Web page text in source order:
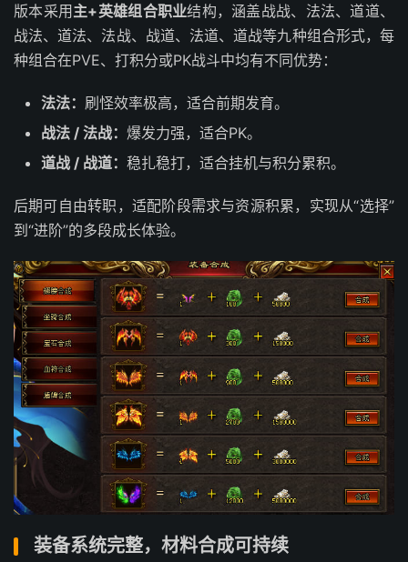
版本采用主+英雄组合职业结构，涵盖战战、法法、道道、
战法、道法、法战、战道、法道、道战等九种组合形式，每
种组合在PVE、打积分或PK战斗中均有不同优势：
法法： 刷怪效率极高，适合前期发育。
战法 / 法战： 爆发力强，适合PK。
道战 / 战道： 稳扎稳打，适合挂机与积分累积。
后期可自由转职，适配阶段需求与资源积累，实现从“选择”
到“进阶”的多段成长体验。
装备系统完整，材料合成可持续